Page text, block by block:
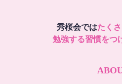
秀桜会ではたく
勉強する習慣をつ